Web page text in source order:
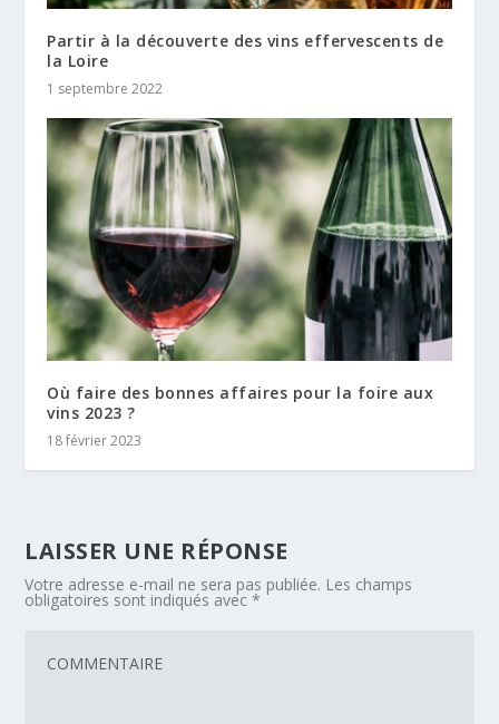
Partir à la découverte des vins effervescents de
la Loire
1 septembre 2022
Où faire des bonnes affaires pour la foire aux
vins 2023 ?
18 février 2023
LAISSER UNE RÉPONSE
Votre adresse e-mail ne sera pas publiée. Les champs
obligatoires sont indiqués avec*